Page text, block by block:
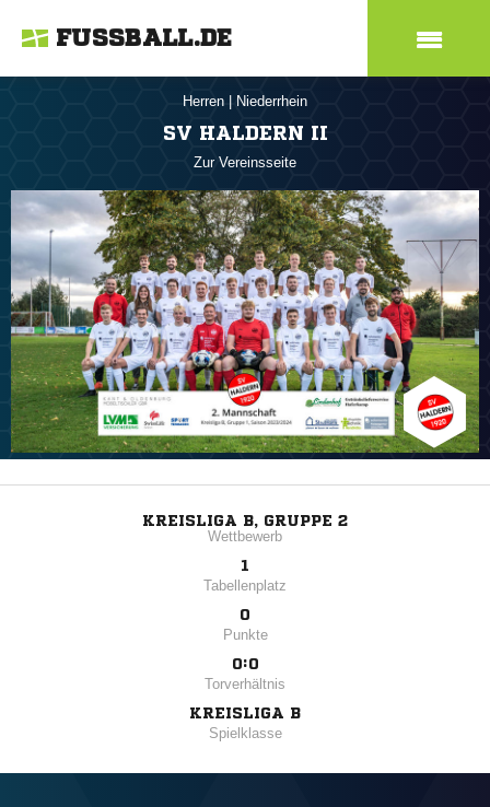
FUSSBALL.DE
Herren Niederrhein
SV HALDERN II
Zur Vereinsseite
KREISLIGA B, GRUPPE 2
Wettbewerb
1
Tabellenplatz
0
Punkte
0:0
Torverhältnis
KREISLIGA B
Spielklasse